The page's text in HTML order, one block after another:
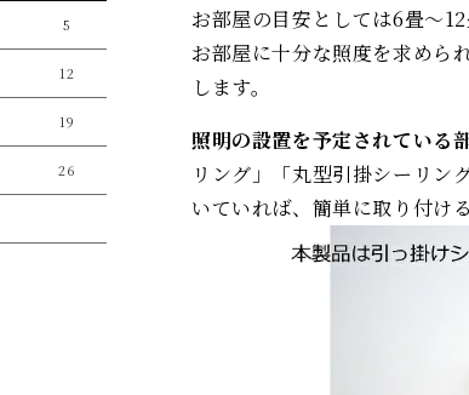
5
12
19
26
お部屋の目安としては6畳～
お部屋に十分な照度を求めら
します。
照明の設置を予定されている
リング」「丸型引掛シーリン
いていれば、簡単に取り付け